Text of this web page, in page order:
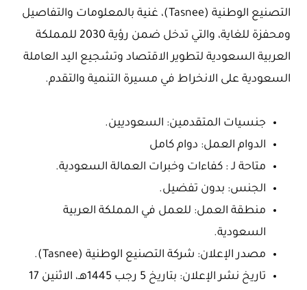
التصنيع الوطنية (Tasnee)، غنية بالمعلومات والتفاصيل
ومحفزة للغاية، والتي تدخل ضمن رؤية 2030 للمملكة
العربية السعودية لتطوير الاقتصاد وتشجيع اليد العاملة
السعودية على الانخراط في مسيرة التنمية والتقدم.
جنسيات المتقدمين: السعوديين.
الدوام العمل: دوام كامل
متاحة لـ : كفاءات وخبرات العمالة السعودية.
الجنس: بدون تفضيل.
منطقة العمل: للعمل في المملكة العربية
السعودية.
مصدر الإعلان: شركة التصنيع الوطنية (Tasnee).
تاريخ نشر الإعلان: بتاريخ 5 رجب 1445هـ، الاثنين 17